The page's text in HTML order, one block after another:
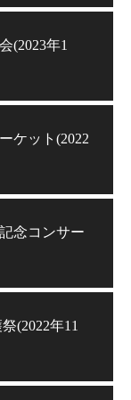
(2023年1
ケット(2022
念コンサー
(2022年11